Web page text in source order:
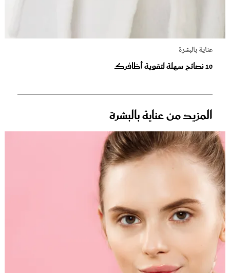
عناية بالبشرة
10 نصائح سهلة لتقوية أظافرك‎‎
المزيد من عناية بالبشرة